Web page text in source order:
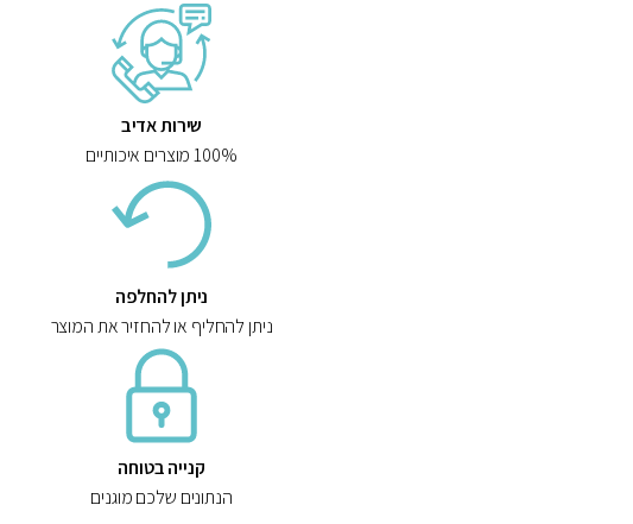
שירות אדיב
100% מוצרים איכותיים
ניתן להחלפה
ניתן להחליף או להחזיר את המוצר
קנייה בטוחה
הנתונים שלכם מוגנים